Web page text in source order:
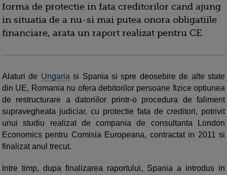
forma de protectie in fata creditorilor cand ajung
in situatia de a nu-si mai putea onora obligatiile
financiare, arata un raport realizat pentru CE.
Alaturi de Ungaria si Spania si spre deosebire de alte state
din UE, Romania nu ofera debitorilor persoane fizice optiunea
de restructurare a datoriilor printr-o procedura de faliment
supravegheata judiciar, cu protectie fata de creditori, potrivit
unui studiu realizat de compania de consultanta London
Economics pentru Comisia Europeana, contractat in 2011 si
finalizat anul trecut.
Intre timp, dupa finalizarea raportului, Spania a introdus in